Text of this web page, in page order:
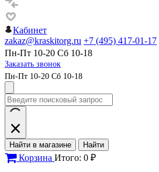
Кабинет
zakaz@kraskitorg.ru +7 (495) 417-01-17
Пн-Пт 10-20 Сб 10-18
Заказать звонок
Пн-Пт 10-20 Сб 10-18
Найти в магазине Найти
Корзина Итого: 0 ₽